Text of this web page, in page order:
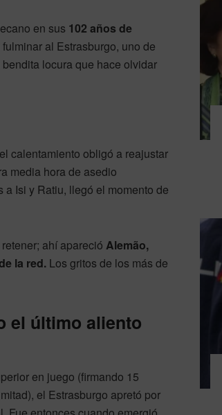
en sus 102 años de
al Estrasburgo, uno de
locura que hace olvidar
calentamiento obligó a reajustar
media hora de asedio
Isi y Ratiu, llegó el momento de
ahí apareció Alemão,
la red. Los gritos de los más de
el último aliento
en juego (firmando 15
el Estrasburgo apretó por